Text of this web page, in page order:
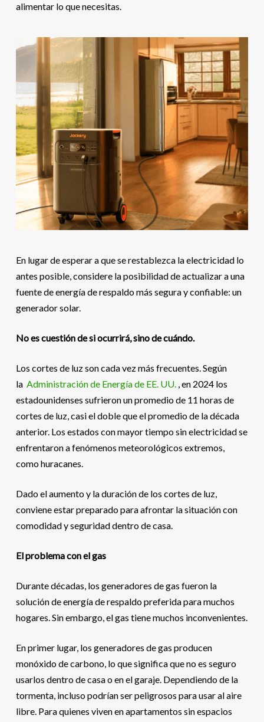
alimentar lo que necesitas.
En lugar de esperar a que se restablezca la electricidad lo
antes posible, considere la posibilidad de actualizar a una
fuente de energía de respaldo más segura y confiable: un
generador solar.
No es cuestión de si ocurrirá, sino de cuándo.
Los cortes de luz son cada vez más frecuentes. Según
la Administración de Energía de EE. UU., en 2024 los
estadounidenses sufrieron un promedio de 11 horas de
cortes de luz, casi el doble que el promedio de la década
anterior. Los estados con mayor tiempo sin electricidad se
enfrentaron a fenómenos meteorológicos extremos,
como huracanes.
Dado el aumento y la duración de los cortes de luz,
conviene estar preparado para afrontar la situación con
comodidad y seguridad dentro de casa.
El problema con el gas
Durante décadas, los generadores de gas fueron la
solución de energía de respaldo preferida para muchos
hogares. Sin embargo, el gas tiene muchos inconvenientes.
En primer lugar, los generadores de gas producen
monóxido de carbono, lo que significa que no es seguro
usarlos dentro de casa o en el garaje. Dependiendo de la
tormenta, incluso podrían ser peligrosos para usar al aire
libre. Para quienes viven en apartamentos sin espacios